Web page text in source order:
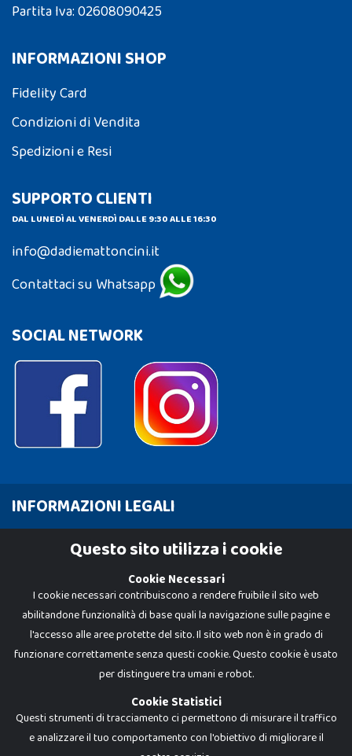
Partita Iva: 02608090425
INFORMAZIONI SHOP
Fidelity Card
Condizioni di Vendita
Spedizioni e Resi
SUPPORTO CLIENTI
DAL LUNEDÌ AL VENERDÌ DALLE 9:30 ALLE 16:30
info@dadiemattoncini.it
Contattaci su Whatsapp
SOCIAL NETWORK
INFORMAZIONI LEGALI
Cookie PolicyQuesto sito utilizza i cookie
Cookie Necessari
I cookie necessari contribuiscono a rendere fruibile il sito web
abilitandone funzionalità di base quali la navigazione sulle pagine e
l'accesso alle aree protette del sito. Il sito web non è in grado di
funzionare correttamente senza questi cookie. Questo cookie è usato
per distinguere tra umani e robot.
Cookie Statistici
Questi strumenti di tracciamento ci permettono di misurare il traffico
e analizzare il tuo comportamento con l'obiettivo di migliorare il